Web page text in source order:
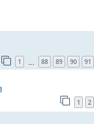
1 88 89 90 91
1 2